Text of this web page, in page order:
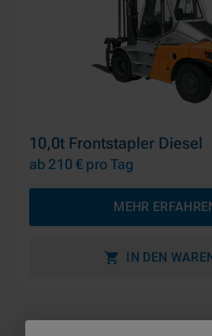
10,0t Frontstapler Diesel
ab 210 € pro Tag
MEHR
IN DEN